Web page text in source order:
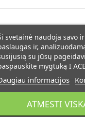
siuntinį! Jei likote
svetainė naudoja savo
ir,
su jūsų
mygtuką I
informacijos
ATMESTI